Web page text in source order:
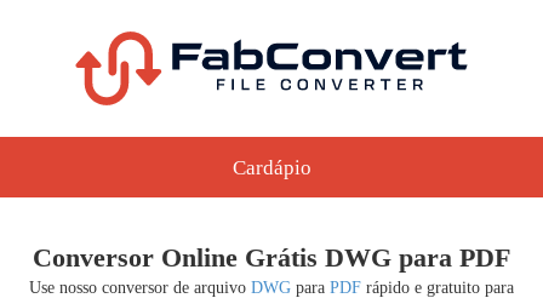
Cardápio
Conversor Online Grátis DWG para PDF
Use nosso conversor de arquivo DWG para PDF rápido e gratuito para